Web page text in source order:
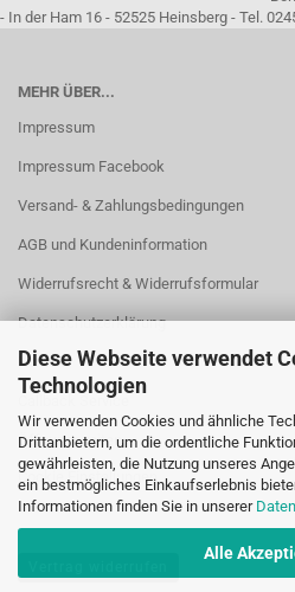
Diese Webseite verwendet
Technologien
Wir verwenden Cookies und ähnliche
Drittanbietern, um die ordentliche
gewährleisten, die Nutzung unseres
ein bestmögliches Einkaufserlebnis
Informationen finden Sie in unserer
Alle
- In der Ham 16 - 52525 Heinsberg - Tel.
MEHR ÜBER...
Impressum
Impressum Facebook
Versand- & Zahlungsbedingungen
AGB und Kundeninformation
Widerrufsrecht & Widerrufsformular
Datenschutzerklärung
Kontakt
Callback Service
Öffnungszeiten
Cookie Einstellungen